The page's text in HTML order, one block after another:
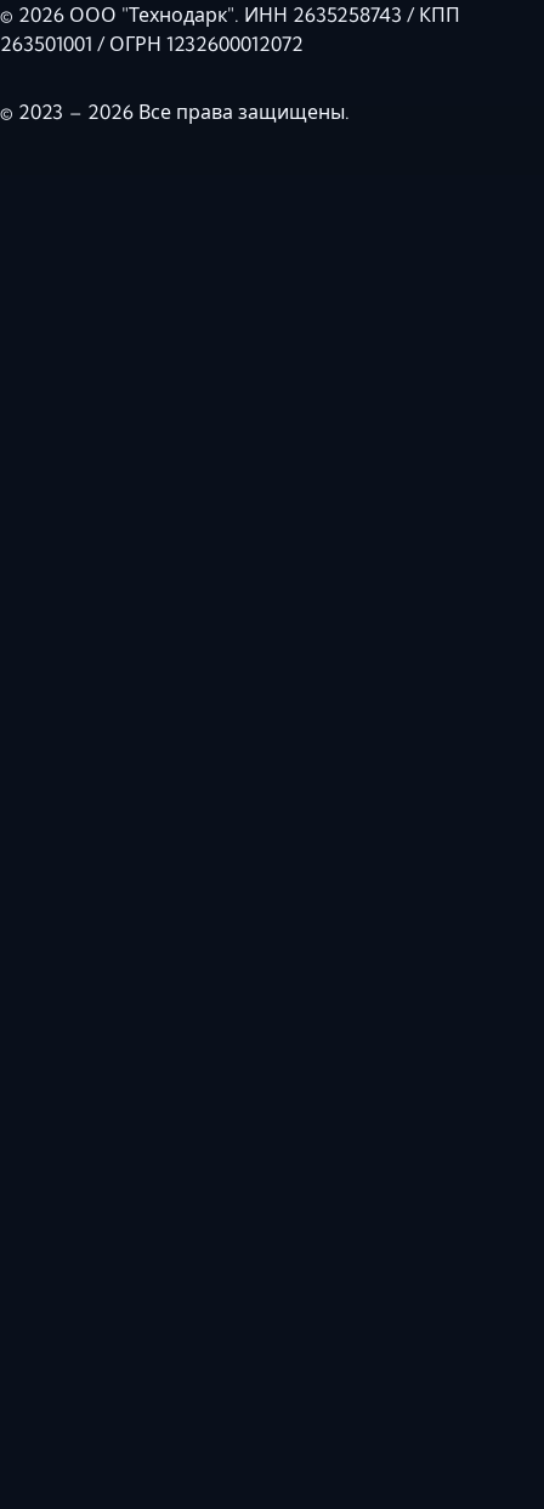
© 2026 ООО "Технодарк". ИНН 2635258743 / КПП
263501001 / ОГРН 1232600012072
© 2023 – 2026 Все права защищены.